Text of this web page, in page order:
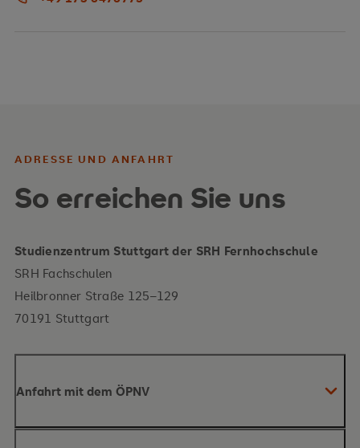
ADRESSE UND ANFAHRT
So erreichen Sie uns
Studienzentrum Stuttgart der SRH Fernhochschule
SRH Fachschulen
Heilbronner Straße 125–129
70191 Stuttgart
Anfahrt mit dem ÖPNV